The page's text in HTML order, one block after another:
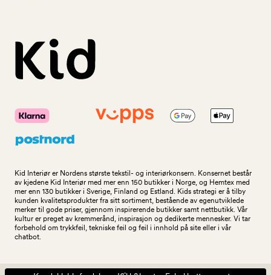
Kid Interiør er Nordens største tekstil- og interiørkonsern. Konsernet består
av kjedene Kid Interiør med mer enn 150 butikker i Norge, og Hemtex med
mer enn 130 butikker i Sverige, Finland og Estland. Kids strategi er å tilby
kunden kvalitetsprodukter fra sitt sortiment, bestående av egenutviklede
merker til gode priser, gjennom inspirerende butikker samt nettbutikk. Vår
kultur er preget av kremmerånd, inspirasjon og dedikerte mennesker. Vi tar
forbehold om trykkfeil, tekniske feil og feil i innhold på site eller i vår
chatbot.